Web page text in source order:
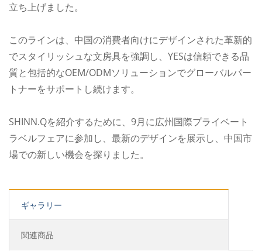
立ち上げました。
このラインは、中国の消費者向けにデザインされた革新的
でスタイリッシュな文房具を強調し、YESは信頼できる品
質と包括的なOEM/ODMソリューションでグローバルパー
トナーをサポートし続けます。
SHINN.Qを紹介するために、9月に広州国際プライベート
ラベルフェアに参加し、最新のデザインを展示し、中国市
場での新しい機会を探りました。
ギャラリー
関連商品